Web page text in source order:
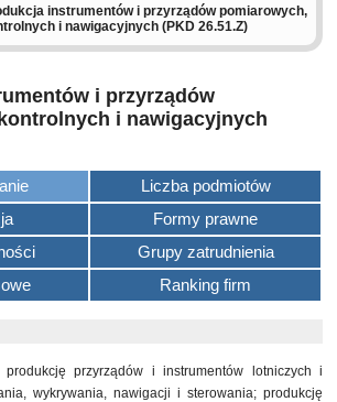
instrumentów i przyrządów pomiarowych,
i nawigacyjnych (PKD 26.51.Z)
i przyrządów
i nawigacyjnych
Liczba podmiotów
Formy prawne
Grupy zatrudnienia
Ranking firm
przyrządów i instrumentów lotniczych i
wykrywania, nawigacji i sterowania; produkcję